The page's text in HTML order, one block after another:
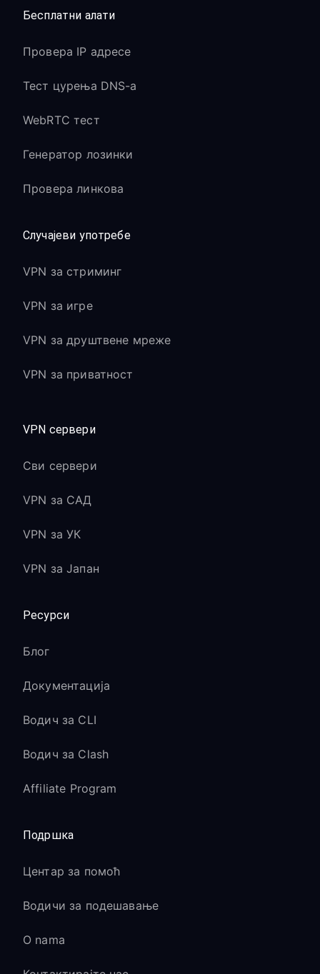
Бесплатни алати
Провера IP адресе
Тест цурења DNS-а
WebRTC тест
Генератор лозинки
Провера линкова
Случајеви употребе
VPN за стриминг
VPN за игре
VPN за друштвене мреже
VPN за приватност
VPN сервери
Сви сервери
VPN за САД
VPN за УК
VPN за Јапан
Ресурси
Блог
Документација
Водич за CLI
Водич за Clash
Affiliate Program
Подршка
Центар за помоћ
Водичи за подешавање
O nama